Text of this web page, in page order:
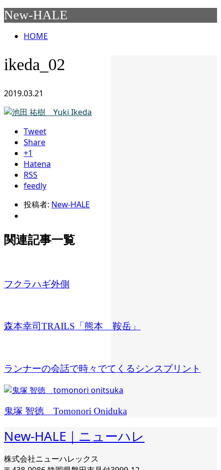
New-HALE
HOME
ikeda_02
2019.03.21
Tweet
Share
+1
Hatena
RSS
feedly
投稿者: New-HALE
関連記事一覧
フクラハギ外側
森本幸司TRAILS「熊本 鞍岳」
ランナーの会話で時々でてくるシンスプリント
鬼塚 智徳 Tomonori Oniduka
New-HALE｜ニューハレ
株式会社ニューハレックス